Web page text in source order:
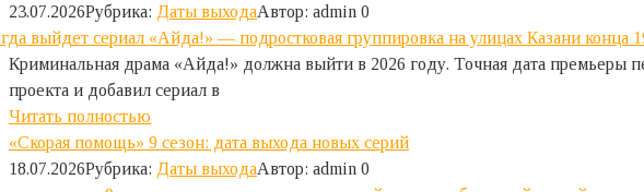
23.07.2026Рубрика: Даты выходаАвтор: admin 0
Криминальная драма «Айда!» должна выйти в 2026 году. Точная дата премьеры
проекта и добавил сериал в
Читать полностью
«Скорая помощь» 9 сезон: дата выхода новых серий
18.07.2026Рубрика: Даты выходаАвтор: admin 0